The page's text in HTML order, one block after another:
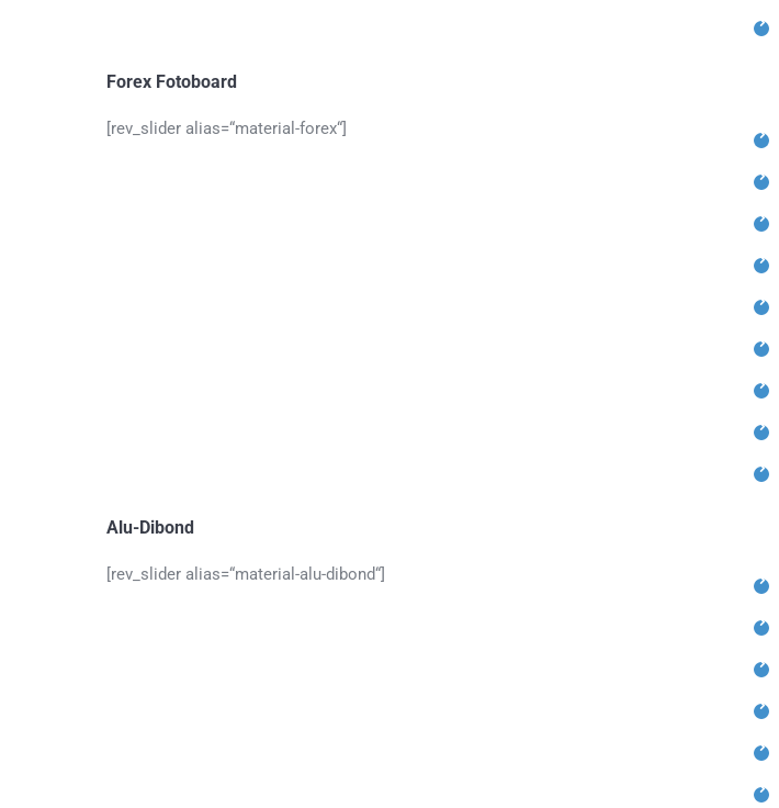
Forex Fotoboard
[rev_slider alias=“material-forex“]
Alu-Dibond
[rev_slider alias=“material-alu-dibond“]